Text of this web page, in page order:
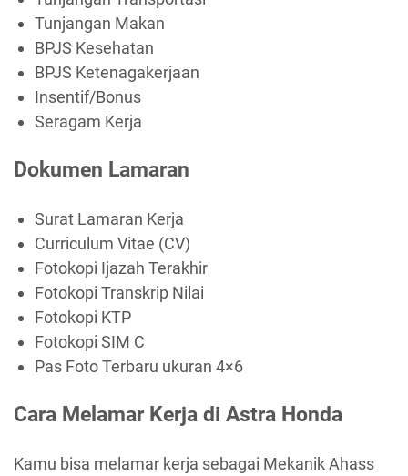
Tunjangan Makan
BPJS Kesehatan
BPJS Ketenagakerjaan
Insentif/Bonus
Seragam Kerja
Dokumen Lamaran
Surat Lamaran Kerja
Curriculum Vitae (CV)
Fotokopi Ijazah Terakhir
Fotokopi Transkrip Nilai
Fotokopi KTP
Fotokopi SIM C
Pas Foto Terbaru ukuran 4×6
Cara Melamar Kerja di Astra Honda
Kamu bisa melamar kerja sebagai Mekanik Ahass